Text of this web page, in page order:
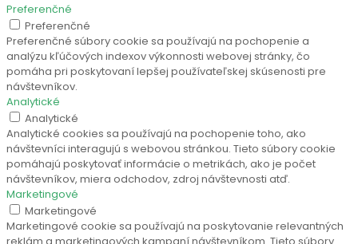
Preferenčné
Preferenčné
Preferenčné súbory cookie sa používajú na pochopenie a
analýzu kľúčových indexov výkonnosti webovej stránky, čo
pomáha pri poskytovaní lepšej používateľskej skúsenosti pre
návštevníkov.
Analytické
Analytické
Analytické cookies sa používajú na pochopenie toho, ako
návštevníci interagujú s webovou stránkou. Tieto súbory cookie
pomáhajú poskytovať informácie o metrikách, ako je počet
návštevníkov, miera odchodov, zdroj návštevnosti atď.
Marketingové
Marketingové
Marketingové cookie sa používajú na poskytovanie relevantných